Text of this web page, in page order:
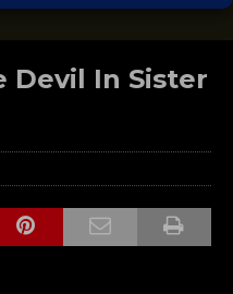
Devil In Sister